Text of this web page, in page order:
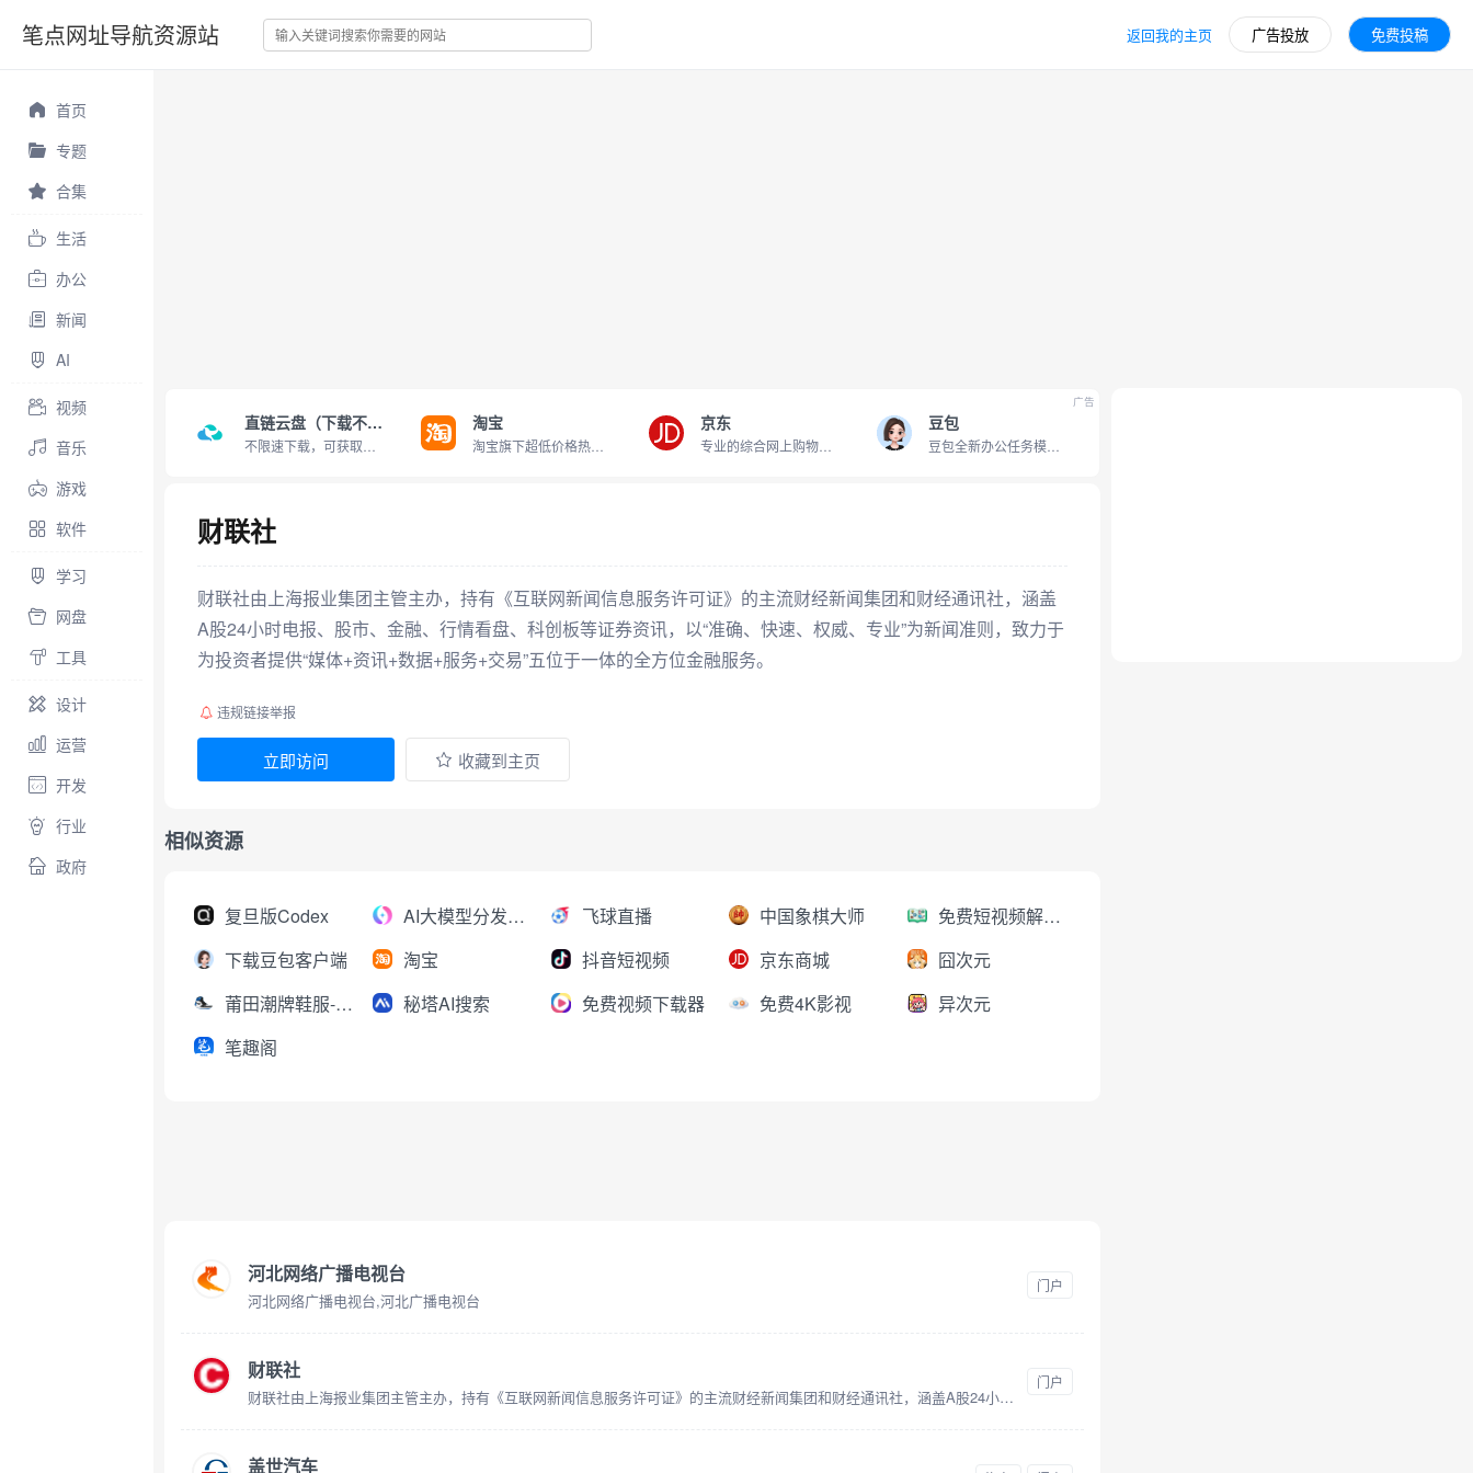
笔点网址导航资源站 返回我的主页 广告投放 免费投稿
首页
专题
合集
生活
办公
新闻
AI
视频
音乐
游戏
软件
学习
网盘
工具
设计
运营
开发
行业
政府
直链云盘（下载不限速） 淘宝 京东 豆包
广告
财联社
财联社由上海报业集团主管主办，持有《互联网新闻信息服务许可证》的主流财经新闻集团和财经通讯社，涵盖
A股24小时电报、股市、金融、行情看盘、科创板等证券资讯，以“准确、快速、权威、专业”为新闻准则，致力于
为投资者提供“媒体+资讯+数据+服务+交易”五位于一体的全方位金融服务。
违规链接举报
立即访问 收藏到主页
相似资源
复旦版Codex AI大模型分发平台 飞球直播 中国象棋大师
免费短视频解析下载
下载豆包客户端
淘宝 抖音短视频 京东商城
囧次元
莆田潮牌鞋服-工厂直销
秘塔AI搜索 免费视频下载器 免费4K影视
异次元
笔趣阁
河北网络广播电视台
河北网络广播电视台,河北广播电视台
门户
财联社
财联社由上海报业集团主管主办，持有《互联网新闻信息服务许可证》的主流财经新闻集团和财经通讯社，涵盖A股24小时电报、股市、金融、行情看盘、科创板等证券资讯，以“准确、快速、权威、专业”为新闻准则，致力于为投资者提供“媒体+资讯+数据+服务+交易”五位于一体的全方位金融服务。
门户
盖世汽车